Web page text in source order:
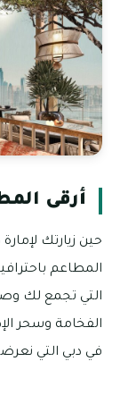
أرقى
حين زيارتك
المطاعم
التي تجمع لك
الفخامة وسحر
في دبي التي